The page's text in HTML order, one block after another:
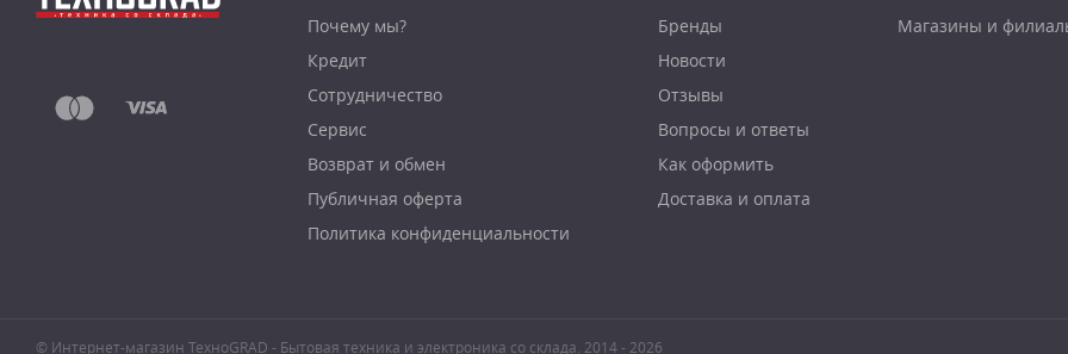
Почему мы?
Кредит
Сотрудничество
Сервис
Возврат и обмен
Публичная оферта
Политика конфиденциальности
Бренды
Новости
Отзывы
Вопросы и ответы
Как оформить
Доставка и оплата
Магазины и
© Интернет-магазин ТехноGRAD - Бытовая техника и электроника со склада. 2014 - 2026